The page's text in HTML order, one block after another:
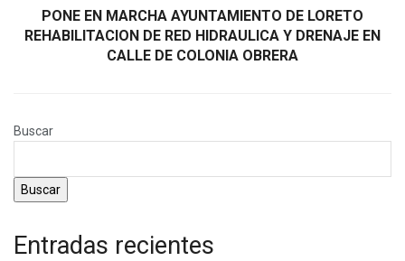
PONE EN MARCHA AYUNTAMIENTO DE LORETO
REHABILITACION DE RED HIDRAULICA Y DRENAJE EN
CALLE DE COLONIA OBRERA
Buscar
Buscar
Entradas recientes